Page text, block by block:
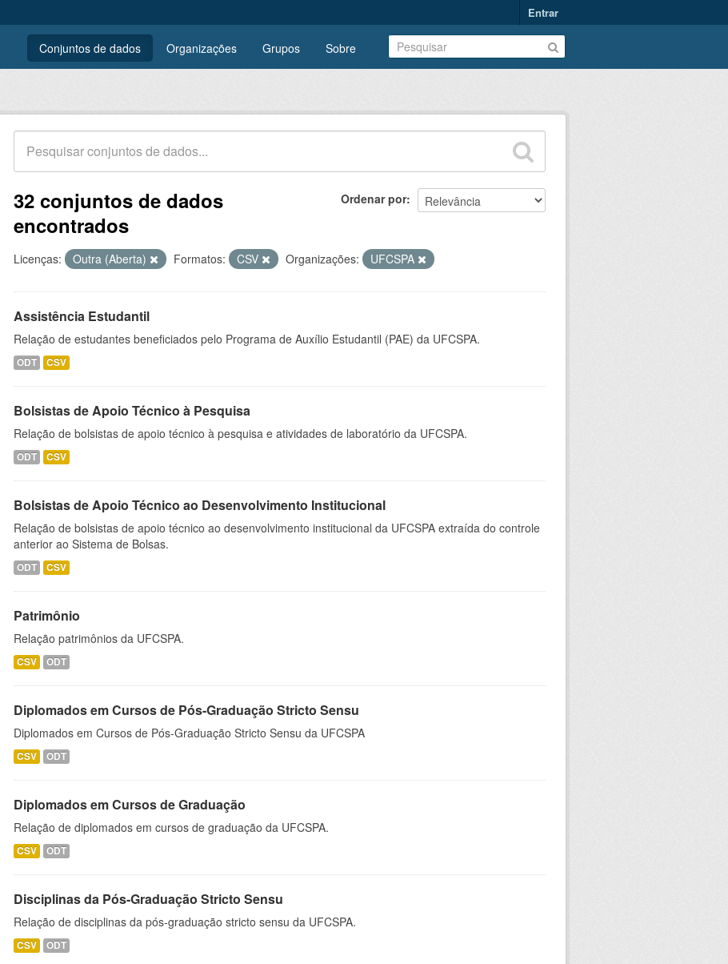
Entrar
Conjuntos de dados Organizações Grupos Sobre
Ordenar por
32 conjuntos de dados
encontrados
Licenças: Outra (Aberta) Formatos: CSV Organizações: UFCSPA
Assistência Estudantil
Relação de estudantes beneficiados pelo Programa de Auxílio Estudantil (PAE) da UFCSPA.
ODT CSV
Bolsistas de Apoio Técnico à Pesquisa
Relação de bolsistas de apoio técnico à pesquisa e atividades de laboratório da UFCSPA.
ODT CSV
Bolsistas de Apoio Técnico ao Desenvolvimento Institucional
Relação de bolsistas de apoio técnico ao desenvolvimento institucional da UFCSPA extraída do controle
anterior ao Sistema de Bolsas.
ODT CSV
Patrimônio
Relação patrimônios da UFCSPA.
CSV ODT
Diplomados em Cursos de Pós-Graduação Stricto Sensu
Diplomados em Cursos de Pós-Graduação Stricto Sensu da UFCSPA
CSV ODT
Diplomados em Cursos de Graduação
Relação de diplomados em cursos de graduação da UFCSPA.
CSV ODT
Disciplinas da Pós-Graduação Stricto Sensu
Relação de disciplinas da pós-graduação stricto sensu da UFCSPA.
CSV ODT